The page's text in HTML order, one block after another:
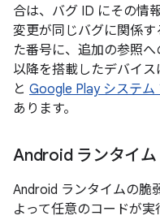
合は、バグ ID にその情
変更が同じバグに関係
た番号に、追加の参照
以降を搭載したデバイ
と Google Play システム
あります。
Android ランタイム
Android ランタイムの脆
よって任意のコードが